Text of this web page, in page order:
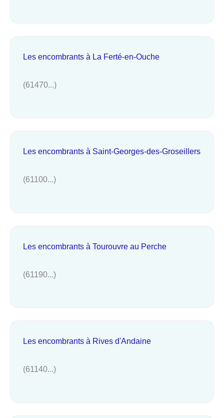
Les encombrants à La Ferté-en-Ouche
(61470...)
Les encombrants à Saint-Georges-des-Groseillers
(61100...)
Les encombrants à Tourouvre au Perche
(61190...)
Les encombrants à Rives d'Andaine
(61140...)